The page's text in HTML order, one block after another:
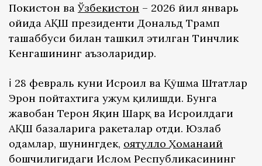
Покистон ва Ўзбекистон – 2026 йил январь
ойида АҚШ президенти Дональд Трамп
ташаббуси билан ташкил этилган Тинчлик
Кенгашининг аъзоларидир.
ℹ️ 28 февраль куни Исроил ва Қўшма Штатлар
Эрон пойтахтига ҳужум қилишди. Бунга
жавобан Теҳрон Яқин Шарқ ва Исроилдаги
АҚШ базаларига ракеталар отди. Юзлаб
одамлар, шунингдек, оятуллоҳ Хоманаий
бошчилигидаги Ислом Республикасининг